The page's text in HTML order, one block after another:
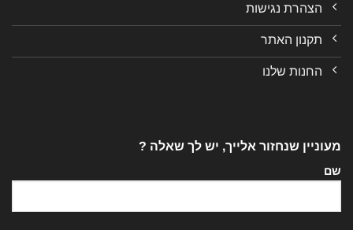
הצהרת נגישות
תקנון האתר
החנות שלנו
מעוניין שנחזור אלייך, יש לך שאלה ?
שם